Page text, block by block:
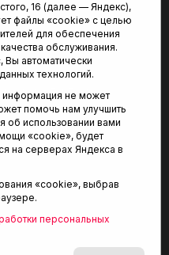
таблицы
новостей
«Тюменская арена»
16 (далее — Яндекс),
файлы «cookie» с целью
для обеспечения
обслуживания.
Вы автоматически
технологий.
не может
помочь нам улучшить
об использовании вами
«cookie», будет
на серверах Яндекса в
«cookie», выбрав
персональных